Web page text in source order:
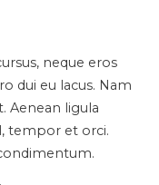
neque eros
dui eu lacus. Nam
Aenean ligula
tempor et orci.